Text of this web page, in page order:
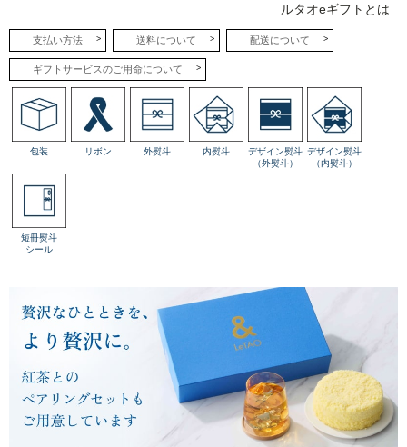
口の
中で
一体
とな
って
とろ
けて
ま
す。
●シ
ョコ
ブル
ドゥ
ーブ
ルフ
クー
ベル
ール
チョ
加え
まし
た。
カカ
オの
ルタオeギフトとは
支払い方法 送料について 配送について
ギフトサービスのご用命について
包装 リボン 外熨斗 内熨斗
デザイン熨斗
（外熨斗）
デザイン熨斗
（内熨斗）
短冊熨斗
シール